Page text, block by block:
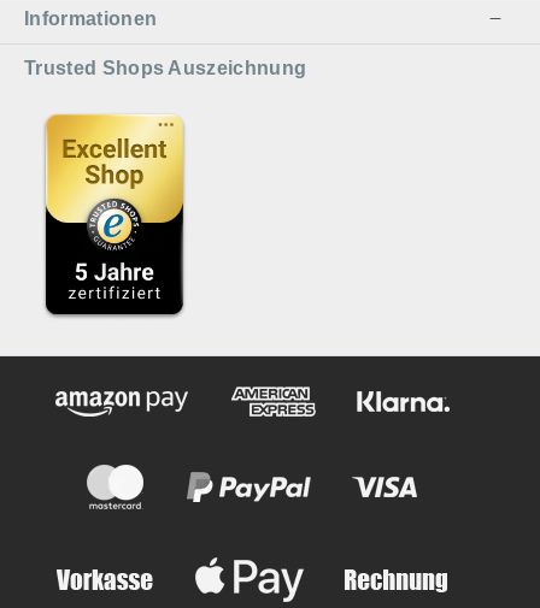
Informationen
Trusted Shops Auszeichnung